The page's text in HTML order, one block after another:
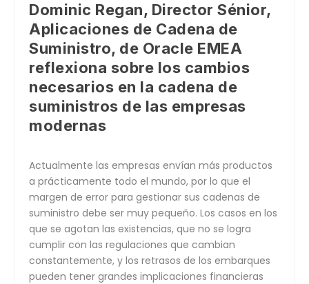
Dominic Regan, Director Sénior,
Aplicaciones de Cadena de
Suministro, de Oracle EMEA
reflexiona sobre los cambios
necesarios en la cadena de
suministros de las empresas
modernas
Actualmente las empresas envían más productos
a prácticamente todo el mundo, por lo que el
margen de error para gestionar sus cadenas de
suministro debe ser muy pequeño. Los casos en los
que se agotan las existencias, que no se logra
cumplir con las regulaciones que cambian
constantemente, y los retrasos de los embarques
pueden tener grandes implicaciones financieras